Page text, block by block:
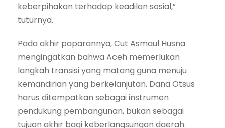
keberpihakan terhadap keadilan sosial,”
tuturnya.
Pada akhir paparannya, Cut Asmaul Husna
mengingatkan bahwa Aceh memerlukan
langkah transisi yang matang guna menuju
kemandirian yang berkelanjutan. Dana Otsus
harus ditempatkan sebagai instrumen
pendukung pembangunan, bukan sebagai
tujuan akhir bagi keberlangsungan daerah.